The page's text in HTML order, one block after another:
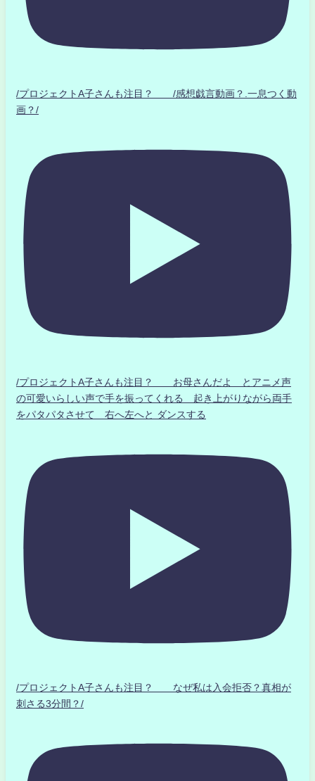
/プロジェクトA子さんも注目？ /感想戯言動画？.一息つく動
画？/
/プロジェクトA子さんも注目？ お母さんだよ とアニメ声
の可愛いらしい声で手を振ってくれる 起き上がりながら両手
をパタパタさせて 右へ左へと ダンスする
/プロジェクトA子さんも注目？ なぜ私は入会拒否？真相が
刺さる3分間？/